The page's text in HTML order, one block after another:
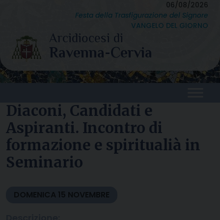
content
06/08/2026
Festa della Trasfigurazione del Signore
VANGELO DEL GIORNO
Diaconi, Candidati e
Aspiranti. Incontro di
formazione e spiritualià in
Seminario
DOMENICA 15 NOVEMBRE